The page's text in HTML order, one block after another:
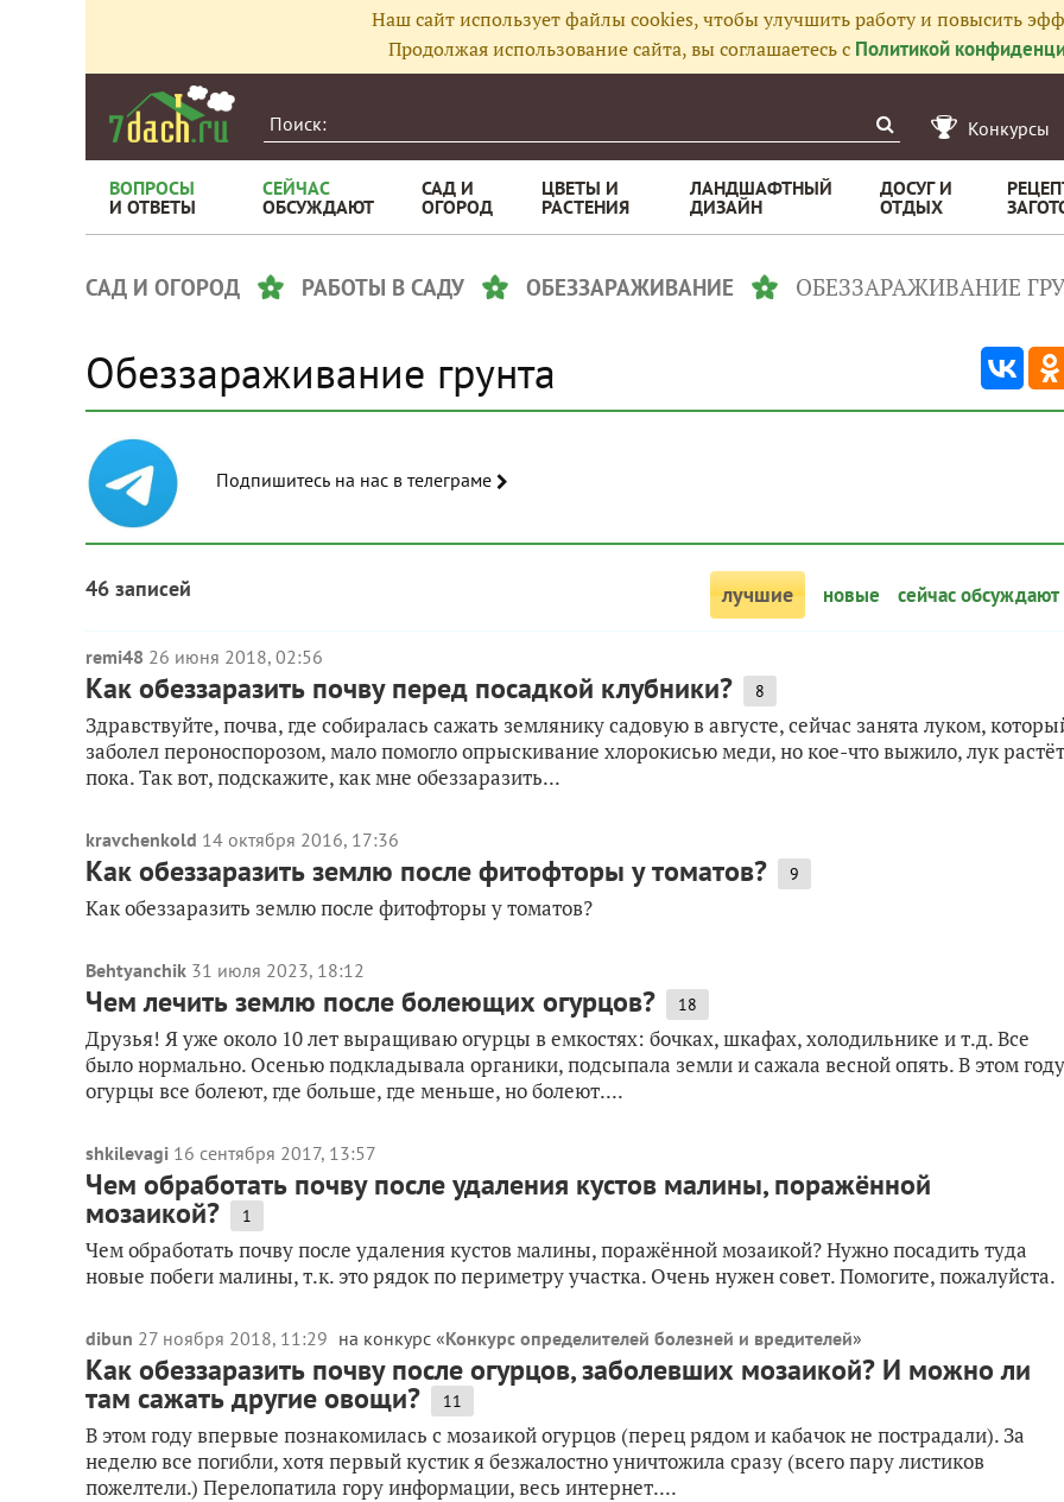
Наш сайт использует файлы cookies, чтобы улучшить работу и повысить
Продолжая использование сайта, вы соглашаетесь с Политикой
Конкурсы
ВОПРОСЫ
И ОТВЕТЫ
СЕЙЧАС
ОБСУЖДАЮТ
САД И
ОГОРОД
ЦВЕТЫ И
РАСТЕНИЯ
ЛАНДШАФТНЫЙ
ДИЗАЙН
ДОСУГ И
ОТДЫХ
САД И ОГОРОД РАБОТЫ В САДУ ОБЕЗЗАРАЖИВАНИЕ ОБЕЗЗАРАЖИВАНИЕ
Обеззараживание грунта
Подпишитесь на нас в телеграме
46 записей лучшие новые сейчас обсуждают
remi48 26 июня 2018, 02:56
Как обеззаразить почву перед посадкой клубники? 8
Здравствуйте, почва, где собиралась сажать землянику садовую в августе, сейчас занята луком,
заболел пероноспорозом, мало помогло опрыскивание хлорокисью меди, но кое-что выжило, лук растёт
пока. Так вот, подскажите, как мне обеззаразить...
kravchenkold 14 октября 2016, 17:36
Как обеззаразить землю после фитофторы у томатов? 9
Как обеззаразить землю после фитофторы у томатов?
Behtyanchik 31 июля 2023, 18:12
Чем лечить землю после болеющих огурцов? 18
Друзья! Я уже около 10 лет выращиваю огурцы в емкостях: бочках, шкафах, холодильнике и т.д. Все
было нормально. Осенью подкладывала органики, подсыпала земли и сажала весной опять. В этом году
огурцы все болеют, где больше, где меньше, но болеют....
shkilevagi 16 сентября 2017, 13:57
Чем обработать почву после удаления кустов малины, поражённой
мозаикой? 1
Чем обработать почву после удаления кустов малины, поражённой мозаикой? Нужно посадить туда
новые побеги малины, т.к. это рядок по периметру участка. Очень нужен совет. Помогите, пожалуйста.
dibun 27 ноября 2018, 11:29 на конкурс «Конкурс определителей болезней и вредителей»
Как обеззаразить почву после огурцов, заболевших мозаикой? И можно ли
там сажать другие овощи? 11
В этом году впервые познакомилась с мозаикой огурцов (перец рядом и кабачок не пострадали). За
неделю все погибли, хотя первый кустик я безжалостно уничтожила сразу (всего пару листиков
пожелтели.) Перелопатила гору информации, весь интернет....